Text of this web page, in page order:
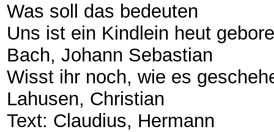
​Was soll das bedeuten
​Uns ist ein Kindlein heut
​Bach, Johann Sebastian
​Wisst ihr noch, wie es
​Lahusen, Christian
​Text: Claudius, Hermann